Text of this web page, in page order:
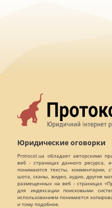
Юридические оговорки
Protocol.ua обладает авторскими
веб - страницах данного ресурса,
понимаются тексты, комментарии,
шота, сканы, видео, аудио, другие
размещенных на веб - страницах
для индексации поисковыми
использованием понимается
и тому подобное.